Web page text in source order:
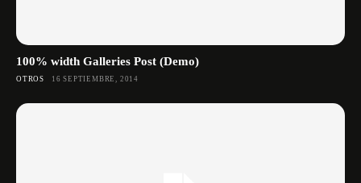
100% width Galleries Post (Demo)
OTROS 16 SEPTIEMBRE, 2014